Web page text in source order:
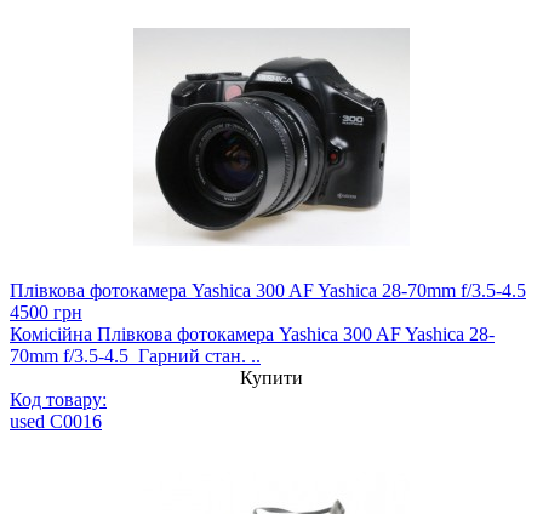
Плівкова фотокамера Yashica 300 AF Yashica 28-70mm f/3.5-4.5
4500 грн
Комісійна Плівкова фотокамера Yashica 300 AF Yashica 28-
70mm f/3.5-4.5 Гарний стан. ..
Купити
Код товару:
used C0016